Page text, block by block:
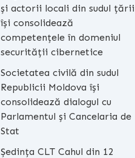
și actorii locali din sudul țării
își consolidează
competențele în domeniul
securității cibernetice
Societatea civilă din sudul
Republicii Moldova își
consolidează dialogul cu
Parlamentul și Cancelaria de
Stat
Ședința CLT Cahul din 12